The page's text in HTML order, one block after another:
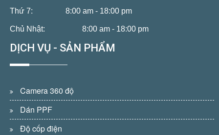
Thứ 7: 8:00 am - 18:00 pm
Chủ Nhật: 8:00 am - 18:00 pm
DỊCH VỤ - SẢN PHẨM
Camera 360 độ
Dán PPF
Độ cốp điện